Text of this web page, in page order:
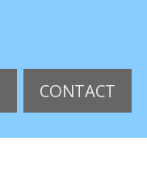
CONTACT